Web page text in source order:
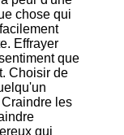
chose qui
Effrayer
que
Choisir de
les
qui